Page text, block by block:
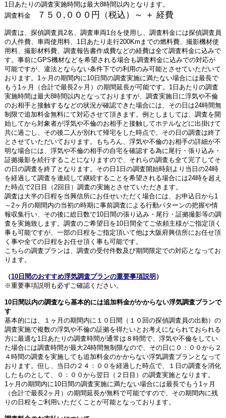
1日あたりの調査実施時間は最大8時間以内となります。
調査料金
７５０,０００円（税込）～ ＋ 経費
調査は、探偵調査員2名、調査車両1台を使用し、調査料金には探偵調査員
の人件費、車両使用料、1日あたり走行200Kmまでの燃料費、撮影機材使
用料、撮影材料費、調査報告書作成費などの経費は全て調査料金に込みで
す。事前にGPS機材などを希望される場合も調査料金に込みでの対応が
可能ですが、違法とならない条件下での利用のみ可能とさせていただいて
おります。1ヶ月の期間内に10日間の調査実施に満たない場合には最長で
もう1ヶ月（合計で最長2ヶ月）の期間延長が可能です。1日あたりの調査
実施時間は最大8時間以内となっておりますが、調査実施日に浮気や不倫
のお相手と接触するなどの状況が確認できた場合には、その日は24時間無
制限で追加料金無料にて対応させて頂きます。例としましては、調査を開
始してから対象者が浮気や不倫のお相手と接触してホテルなどに出掛けて
共に過ごし、その後二人が別れて帰宅をした時点で、その日の調査は終了
とさせていただいております。もちろん、浮気や不倫のお相手の詳細が不
明な場合には、浮気や不倫の相手の自宅を確認する為に尾行・張り込み・
証拠撮影を続行することになりますので、それらの調査も全て完了してそ
の日の調査を終了となります。その日1日の調査開始時刻より当日の24時
を経過して調査を連続して継続することを希望される場合には24時を超え
た時点で2日目（2回目）調査の実施とさせていただきます。
調査は大半の日程を当興信所にお任せいただく場合には、お申込日から1
～2ヶ月の期間内の当初の時期に事前調査による行動パターンの把握や情
報収集行い、その後に総日数で10日間の張り込み・尾行・証拠撮影等の調
査を実施致します。調査のご希望日を10日間全てご依頼主様がご指定頂く
事も可能ですが、一部の日程をご指定頂いて他は大阪府興信所にお任せ頂
く事や全ての日程をお任せ頂く事も可能です。
こちらの調査プランは、調査の受付件数及び期間限定での対応となってお
ります。
（10日間のおすすめ浮気調査プランの重要事項説明 ）
※重要事項説明も必ずご確認ください。
10日間以内の調査なら基本的には追加料金がかからない浮気調査プランで
す
基本的には、１ヶ月の期間内に１０日間（１０回の探偵調査員の出動）の
調査実施で複数の浮気や不倫の証拠を得たいとお考えになられておられる
方に最適な1日あたりの調査時間が通常は８時間で、浮気や不倫をしてい
た場合には調査時間が最大24時間無制限なので、その日に０：００から２
４時間の調査を実施しても追加料金のかからない浮気調査プランとなって
おります。但し、当日の２４：００を経過した時点で、１日の調査を消化
したものとして、０：００から翌日（２日目）の調査実施となります。
1ヶ月の期間内に10日間の調査実施に満たない場合には最長でもう1ヶ月
（合計で最長2ヶ月）の期間延長が無料で可能ですので、その期間内に残
りの日程をご利用いただくことが可能となっております。